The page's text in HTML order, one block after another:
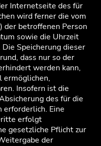
Internetseite des für
wird ferner die vom
der betroffenen Person
sowie die Uhrzeit
Speicherung dieser
dass nur so der
werden kann,
ermöglichen,
Insofern ist die
des für die
Eine
erfolgt
gesetzliche Pflicht zur
der